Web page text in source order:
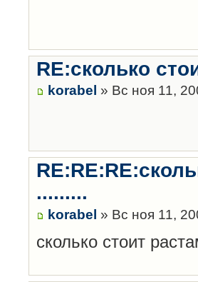
RE:сколько
korabel » Вс ноя 11,
.........
korabel » Вс ноя 11,
сколько стоит